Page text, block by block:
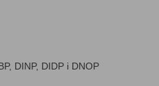
DINP, DIDP i DNOP